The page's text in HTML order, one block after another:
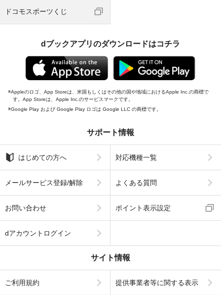
ドコモスポーツくじ
dブックアプリのダウンロードはコチラ
Appleのロゴ、App Storeは、米国もしくはその他の国や地域におけるApple Inc.の商標で
す。App Storeは、Apple Inc.のサービスマークです。
Google Play および Google Play ロゴは Google LLC の商標です。
サポート情報
はじめての方へ 対応機種一覧
メールサービス登録/解除 よくある質問
お問い合わせ ポイント表示設定
dアカウントログイン
サイト情報
ご利用規約 提供事業者等に関する表示